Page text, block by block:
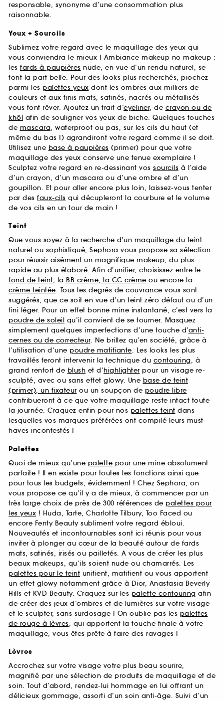
responsable, synonyme d’une consommation plus
raisonnable.
Yeux + Sourcils
Sublimez votre regard avec le maquillage des yeux qui
vous conviendra le mieux ! Ambiance makeup no makeup :
les fards à paupières nude, en vue d’un rendu naturel, se
font la part belle. Pour des looks plus recherchés, piochez
parmi les palettes yeux dont les ombres aux milliers de
couleurs et aux finis mats, satinés, nacrés ou métallisés
vous font rêver. Ajoutez un trait d’eyeliner, de crayon ou de
khôl afin de souligner vos yeux de biche. Quelques touches
de mascara, waterproof ou pas, sur les cils du haut (et
même du bas !) agrandiront votre regard comme il se doit.
Utilisez une base à paupières (primer) pour que votre
maquillage des yeux conserve une tenue exemplaire !
Sculptez votre regard en re-dessinant vos sourcils à l’aide
d’un crayon, d’un mascara ou d’une ombre et d’un
goupillon. Et pour aller encore plus loin, laissez-vous tenter
par des faux-cils qui décupleront la courbure et le volume
de vos cils en un tour de main !
Teint
Que vous soyez à la recherche d'un maquillage du teint
naturel ou sophistiqué, Sephora vous propose sa sélection
pour réussir aisément un magnifique makeup, du plus
rapide au plus élaboré. Afin d’unifier, choisissez entre le
fond de teint, la BB crème, la CC crème ou encore la
crème teintée. Tous les degrés de couvrance vous sont
suggérés, que ce soit en vue d’un teint zéro défaut ou d’un
fini léger. Pour un effet bonne mine instantané, c’est vers la
poudre de soleil qu’il convient de se tourner. Masquez
simplement quelques imperfections d’une touche d’anti-
cernes ou de correcteur. Ne brillez qu’en société, grâce à
l’utilisation d’une poudre matifiante. Les looks les plus
travaillés feront intervenir la technique du contouring, à
grand renfort de blush et d’highlighter pour un visage re-
sculpté, avec ou sans effet glowy. Une base de teint
(primer), un fixateur ou un soupçon de poudre libre
contribueront à ce que votre maquillage reste intact toute
la journée. Craquez enfin pour nos palettes teint dans
lesquelles vos marques préférées ont compilé leurs must-
haves incontestés !
Palettes
Quoi de mieux qu’une palette pour une mine absolument
parfaite ! Il en existe pour toutes les fonctions ainsi que
pour tous les budgets, évidemment ! Chez Sephora, on
vous propose ce qu’il y a de mieux, à commencer par un
très large choix de près de 300 références de palettes pour
les yeux ! Huda, Tarte, Charlotte Tilbury, Too Faced ou
encore Fenty Beauty subliment votre regard ébloui.
Nouveautés et incontournables sont ici réunis pour vous
inviter à plonger au cœur de la beauté autour de fards
mats, satinés, irisés ou pailletés. A vous de créer les plus
beaux makeups, qu’ils soient nude ou chamarrés. Les
palettes pour le teint unifient, matifient ou vous apportent
un effet glowy notamment grâce à Dior, Anastasia Beverly
Hills et KVD Beauty. Craquez sur les palette contouring afin
de créer des jeux d’ombres et de lumières sur votre visage
et le sculpter, sans surdosage ! On oublie pas les palettes
de rouge à lèvres, qui apportent la touche finale à votre
maquillage, vous êtes prête à faire des ravages !
Lèvres
Accrochez sur votre visage votre plus beau sourire,
magnifié par une sélection de produits de maquillage et de
soin. Tout d’abord, rendez-lui hommage en lui offrant un
délicieux gommage, assorti d’un soin anti-âge. Suivi d’un